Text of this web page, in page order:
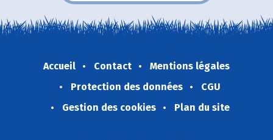
Accueil Contact
Mentions légales
Protection des données
CGU
Gestion des cookies
Plan du site